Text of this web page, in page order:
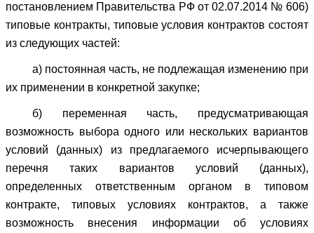
постановлением Правительства РФ от 02.07.2014 № 606)
типовые контракты, типовые условия контрактов состоят
из следующих частей:
а) постоянная часть, не подлежащая изменению при
их применении в конкретной закупке;
б) переменная часть, предусматривающая
возможность выбора одного или нескольких вариантов
условий (данных) из предлагаемого исчерпывающего
перечня таких вариантов условий (данных),
определенных ответственным органом в типовом
контракте, типовых условиях контрактов, а также
возможность внесения информации об условиях